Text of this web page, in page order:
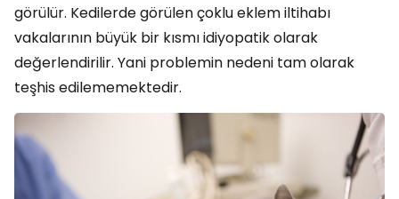
görülür. Kedilerde görülen çoklu eklem iltihabı
vakalarının büyük bir kısmı idiyopatik olarak
değerlendirilir. Yani problemin nedeni tam olarak
teşhis edilememektedir.